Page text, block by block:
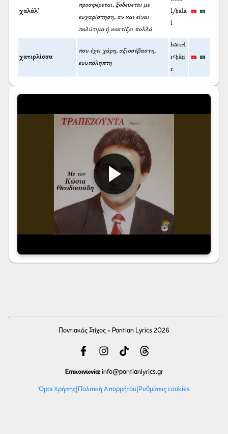
χαλάλ’
προσφέρεται, ξοδεύεται με
ευχαρίστηση, αν και είναι
πολύτιμο ή κοστίζει πολλά
l/ḥalā
l
χατιρλίσσα
που έχει χάρη, αξιοσέβαστη,
ευυπόληπτη
hatırl
ı<ḫāṭi
r
Ποντιακός Στίχος - Pontian Lyrics 2026
Επικοινωνία: info@pontianlyrics.gr
Όροι Χρήσης| Πολιτική Απορρήτου| Ρυθμίσεις cookies